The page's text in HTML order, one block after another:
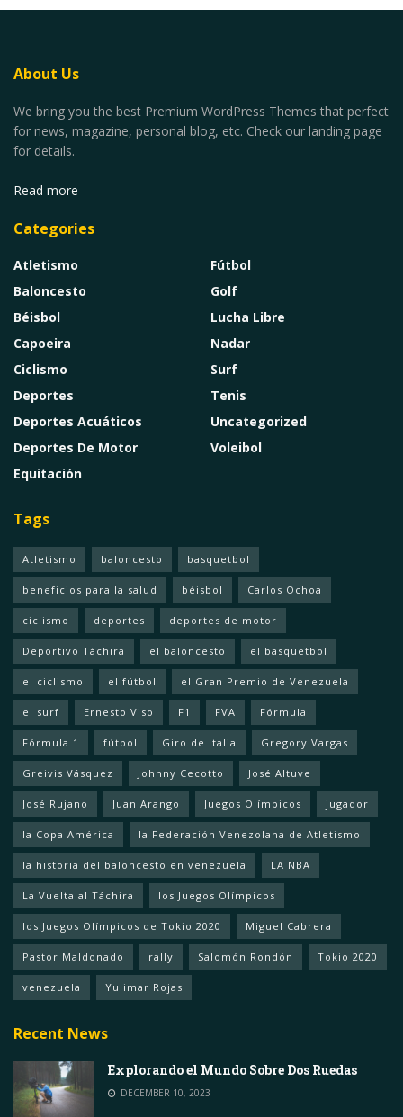
About Us
We bring you the best Premium WordPress Themes that perfect
for news, magazine, personal blog, etc. Check our landing page
for details.
Read more
Categories
Atletismo
Baloncesto
Béisbol
Capoeira
Ciclismo
Deportes
Deportes Acuáticos
Deportes De Motor
Equitación
Fútbol
Golf
Lucha Libre
Nadar
Surf
Tenis
Uncategorized
Voleibol
Tags
Atletismo baloncesto basquetbol
beneficios para la salud béisbol Carlos Ochoa
ciclismo deportes deportes de motor
Deportivo Táchira el baloncesto el basquetbol
el ciclismo el fútbol el Gran Premio de Venezuela
el surf Ernesto Viso F1 FVA Fórmula
Fórmula 1 fútbol Giro de Italia Gregory Vargas
Greivis Vásquez Johnny Cecotto José Altuve
José Rujano Juan Arango Juegos Olímpicos jugador
la Copa América la Federación Venezolana de Atletismo
la historia del baloncesto en venezuela LA NBA
La Vuelta al Táchira los Juegos Olímpicos
los Juegos Olímpicos de Tokio 2020 Miguel Cabrera
Pastor Maldonado rally Salomón Rondón Tokio 2020
venezuela Yulimar Rojas
Recent News
Explorando el Mundo Sobre Dos Ruedas
DECEMBER 10, 2023